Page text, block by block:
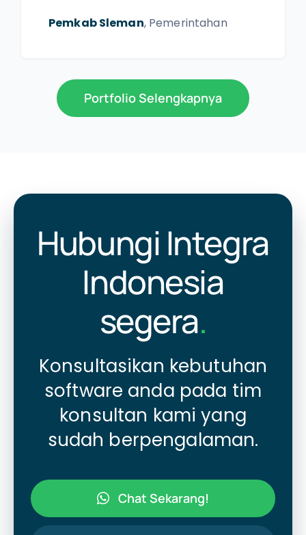
Pemkab Sleman, Pemerintahan
Portfolio Selengkapnya
Hubungi Integra
Indonesia
segera.
Konsultasikan kebutuhan
software anda pada tim
konsultan kami yang
sudah berpengalaman.
Chat Sekarang!